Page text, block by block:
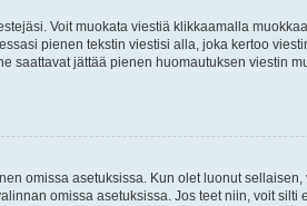
Voit muokata viestiä klikkaamalla
pienen tekstin viestisi alla, joka kertoo
saattavat jättää pienen huomautuksen viestin
omissa asetuksissa. Kun olet luonut sellaisen,
omissa asetuksissa. Jos teet niin, voit